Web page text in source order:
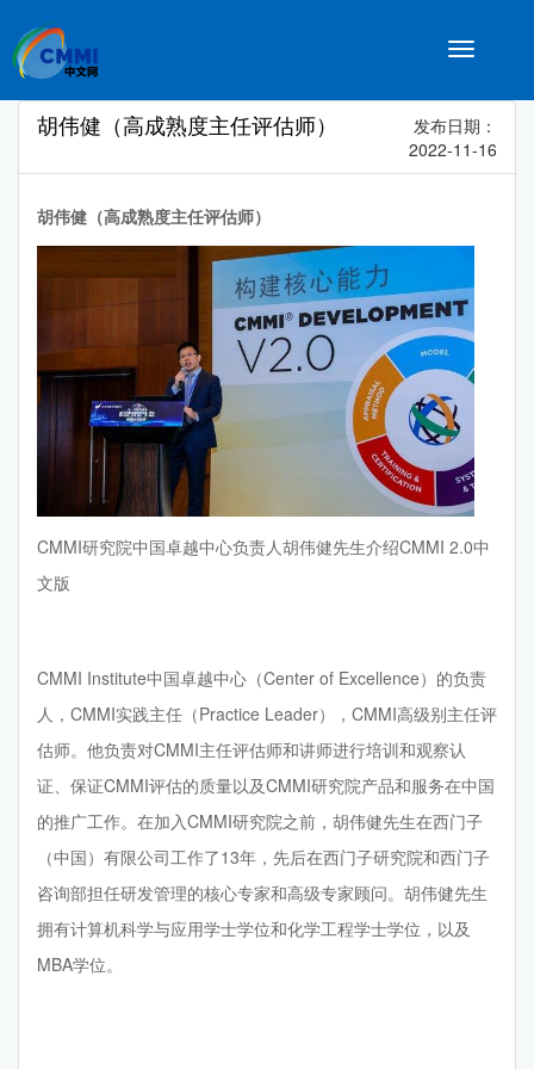
Toggle
胡伟健（高成熟度主任评估师）
发布日期：
2022-11-16
胡伟健（高成熟度主任评估师）
CMMI研究院中国卓越中心负责人胡伟健先生介绍CMMI 2.0中
文版
CMMI Institute中国卓越中心（Center of Excellence）的负责
人，CMMI实践主任（Practice Leader），CMMI高级别主任评
估师。他负责对CMMI主任评估师和讲师进行培训和观察认
证、保证CMMI评估的质量以及CMMI研究院产品和服务在中国
的推广工作。在加入CMMI研究院之前，胡伟健先生在西门子
（中国）有限公司工作了13年，先后在西门子研究院和西门子
咨询部担任研发管理的核心专家和高级专家顾问。胡伟健先生
拥有计算机科学与应用学士学位和化学工程学士学位，以及
MBA学位。